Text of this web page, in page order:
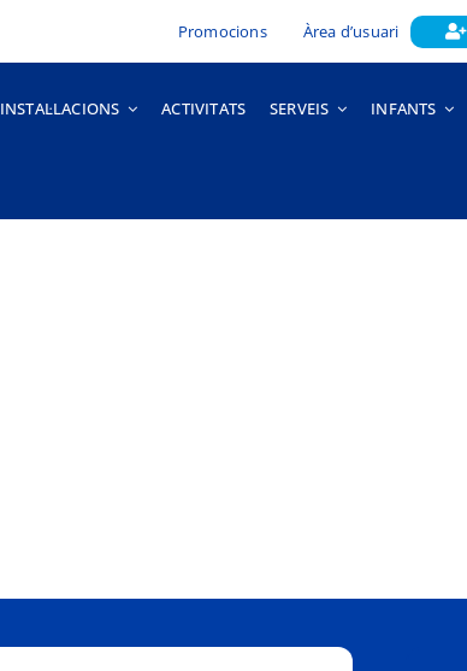
Promocions Àrea d’usuari
INSTAL·LACIONS ACTIVITATS SERVEIS INFANTS